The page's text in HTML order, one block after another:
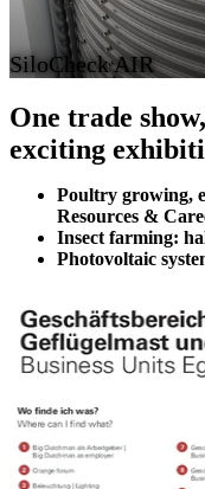
SiloCheck AIR
One trade
exciting
Poultry growing,
Resources &
Insect farming:
Photovoltaic